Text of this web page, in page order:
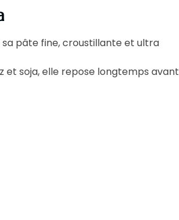
pâte fine, croustillante et ultra
et soja, elle repose longtemps avant